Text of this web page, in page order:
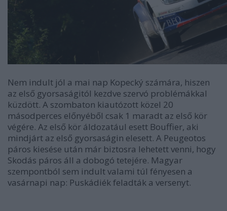
Nem indult jól a mai nap Kopecký számára, hiszen
az első gyorsaságitól kezdve szervó problémákkal
küzdött. A szombaton kiautózott közel 20
másodperces előnyéből csak 1 maradt az első kör
végére. Az első kör áldozatául esett Bouffier, aki
mindjárt az első gyorsaságin elesett. A Peugeotos
páros kiesése után már biztosra lehetett venni, hogy
Skodás páros áll a dobogó tetejére. Magyar
szempontból sem indult valami túl fényesen a
vasárnapi nap: Puskádiék feladták a versenyt.